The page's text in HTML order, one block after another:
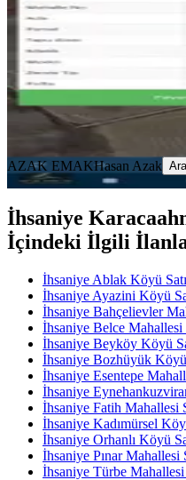
AZAK EMAKHasan Azak
AZAK EMAKHasan Azak Ara
İhsaniye
İçindeki İlgili
İhsaniye Ablak Köyü
İhsaniye Ayazini Köyü
İhsaniye Bahçelievler
İhsaniye Belce Mahallesi
İhsaniye Beyköy Köyü
İhsaniye Bozhüyük Köyü
İhsaniye Esentepe
İhsaniye
İhsaniye Fatih Mahallesi
İhsaniye Kadımürsel
İhsaniye Orhanlı Köyü
İhsaniye Pınar Mahallesi
İhsaniye Türbe Mahallesi